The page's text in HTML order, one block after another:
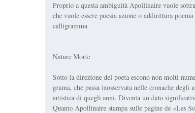
Proprio a questa ambiguità Apollinaire vuole
che vuole essere poesia azione o addirittura
calligramma.
Nature Morte
Sotto la direzione del poeta escono non molti
grama, che passa inosservata nelle cronache
artistica di quegli anni. Diventa un dato
Quanto Apollinaire stampa sulle pagine de «Les